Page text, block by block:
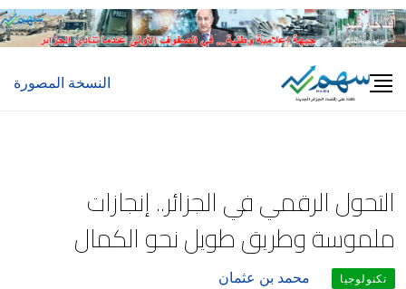
Skip
to
النسخة المصورة
التحول الرقمي في الجزائر.. إنجازات
ملموسة وطريق طويل نحو الكمال
تكنولوجيا
محمد بن عثمان